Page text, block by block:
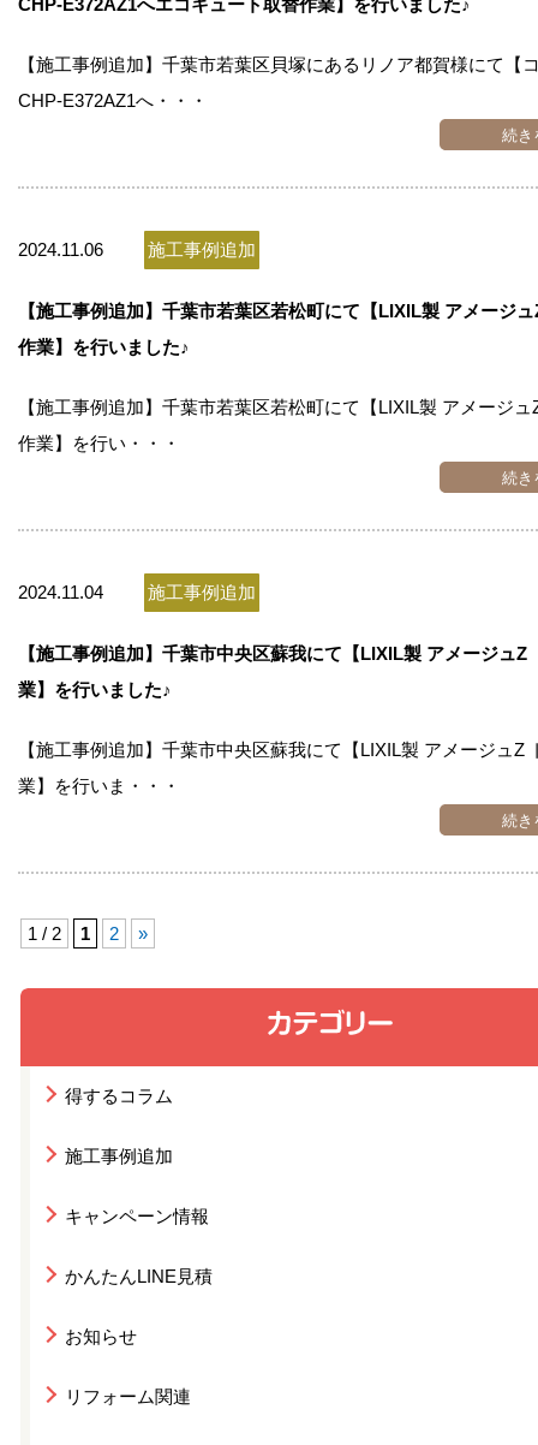
CHP-E372AZ1へエコキュート取替作業】を行いました♪
【施工事例追加】千葉市若葉区貝塚にあるリノア都賀様にて【
CHP-E372AZ1へ・・・
続き
2024.11.06 施工事例追加
【施工事例追加】千葉市若葉区若松町にて【LIXIL製 アメージ
作業】を行いました♪
【施工事例追加】千葉市若葉区若松町にて【LIXIL製 アメージ
作業】を行い・・・
続き
2024.11.04 施工事例追加
【施工事例追加】千葉市中央区蘇我にて【LIXIL製 アメージュZ
業】を行いました♪
【施工事例追加】千葉市中央区蘇我にて【LIXIL製 アメージュZ
業】を行いま・・・
続き
1 / 2 1 2 »
得するコラム
施工事例追加
キャンペーン情報
かんたんLINE見積
お知らせ
リフォーム関連